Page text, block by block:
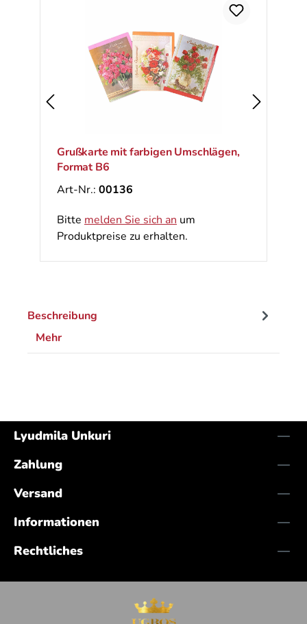
Grußkarte mit farbigen Umschlägen,
Format B6
Art-Nr.: 00136
Bitte melden Sie sich an um
Produktpreise zu erhalten.
Beschreibung
Mehr
Lyudmila Unkuri
Zahlung
Versand
Informationen
Rechtliches